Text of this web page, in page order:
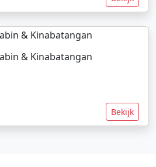
& Kinabatangan
Bekijk